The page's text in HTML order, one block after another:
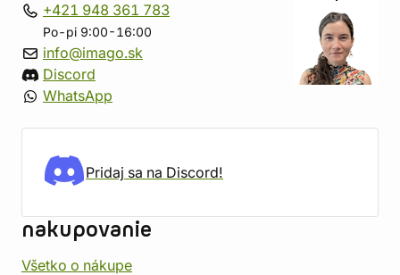
+421 948 361 783
Po-pi 9:00-16:00
info@imago.sk
Discord
WhatsApp
Pridaj sa na Discord!
nakupovanie
Všetko o nákupe